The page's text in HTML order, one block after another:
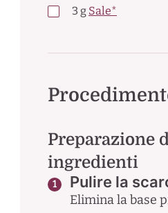
3 g Sale*
Preparazione
ingredienti
Pulire la
Elimina la base